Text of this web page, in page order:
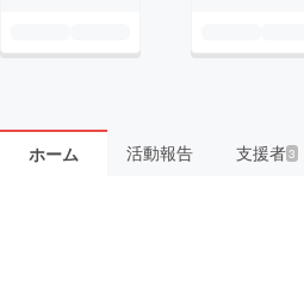
ホーム 活動報告 支援者3